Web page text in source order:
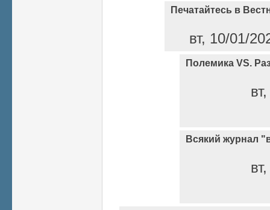
Печатайтесь в
вт, 10/01/
Полемика VS.
Всякий журнал